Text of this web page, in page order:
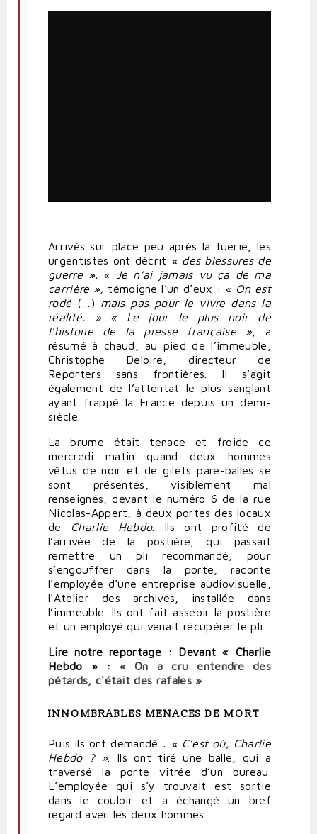
Arrivés sur place peu après la tuerie, les
urgentistes ont décrit « des blessures de
guerre ». « Je n’ai jamais vu ça de ma
carrière », témoigne l’un d’eux : « On est
rodé (…) mais pas pour le vivre dans la
réalité. » « Le jour le plus noir de
l’histoire de la presse française », a
résumé à chaud, au pied de l’immeuble,
Christophe Deloire, directeur de
Reporters sans frontières. Il s’agit
également de l’attentat le plus sanglant
ayant frappé la France depuis un demi-
siècle.
La brume était tenace et froide ce
mercredi matin quand deux hommes
vêtus de noir et de gilets pare-balles se
sont présentés, visiblement mal
renseignés, devant le numéro 6 de la rue
Nicolas-Appert, à deux portes des locaux
de
Charlie Hebdo. Ils ont profité de
l’arrivée de la postière, qui passait
remettre un pli recommandé, pour
s’engouffrer dans la porte, raconte
l’employée d’une entreprise audiovisuelle,
l’Atelier des archives, installée dans
l’immeuble. Ils ont faitasseoir la postière
et un employé qui venaitrécupérer le pli.
Lire notre reportage : Devant « Charlie
Hebdo » : « On a cru entendre des
pétards, c'était des rafales »
INNOMBRABLES MENACES DE MORT
Puis ils ont demandé : « C’est où, Charlie
Hebdo ? ». Ils ont tiré une balle, qui a
traversé la porte vitrée d’un bureau.
L’employée qui s’y trouvait est sortie
dans le couloir et a échangé un bref
regard avec les deux hommes.